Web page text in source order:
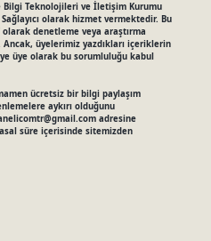
Bilgi Teknolojileri ve İletişim Kurumu
olarak hizmet vermektedir. Bu
denetleme veya araştırma
üyelerimiz yazdıkları içeriklerin
üye olarak bu sorumluluğu kabul
ücretsiz bir bilgi paylaşım
aykırı olduğunu
adresine
süre içerisinde sitemizden